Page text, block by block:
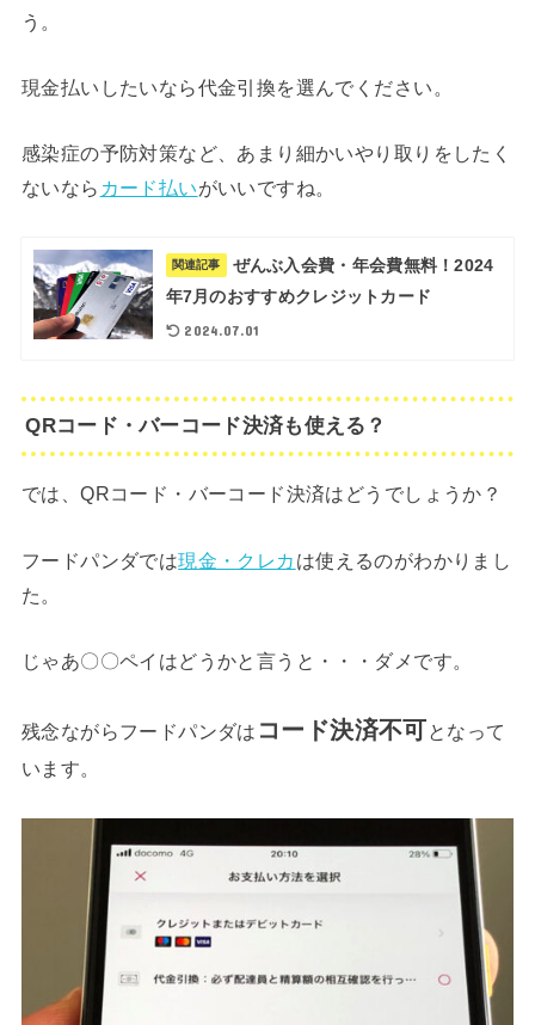
う。
現金払いしたいなら代金引換を選んでください。
感染症の予防対策など、あまり細かいやり取りをしたく
ないなら カード払いがいいですね。
関連記事
ぜんぶ入会費・年会費無料！2024
年7月のおすすめクレジットカード
2024.07.01
QRコード・バーコード決済も使える？
では、QRコード・バーコード決済はどうでしょうか？
フードパンダでは現金・クレカ は使えるのがわかりまし
た。
じゃあ〇〇ペイはどうかと言うと・・・ダメです。
残念ながらフードパンダは コード決済不可となって
います。